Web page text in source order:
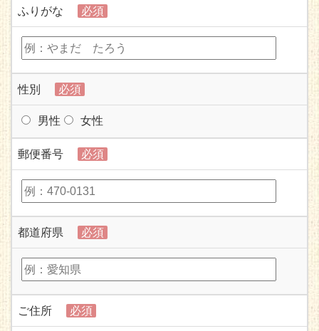
ふりがな 必須
性別 必須
男性 女性
郵便番号 必須
都道府県 必須
ご住所 必須